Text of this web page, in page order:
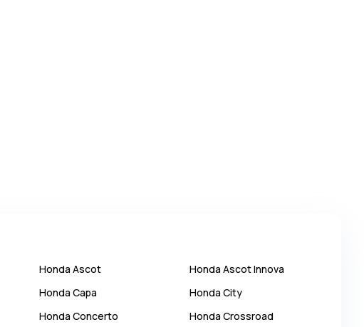
Honda Ascot Honda Ascot Innova
Honda Capa Honda City
Honda Concerto Honda Crossroad